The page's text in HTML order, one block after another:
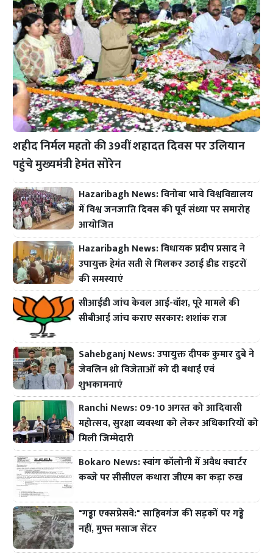
शहीद निर्मल महतो की 39वीं शहादत दिवस पर उलियान
पहुंचे मुख्यमंत्री हेमंत सोरेन
Hazaribagh News: विनोबा भावे विश्वविद्यालय
में विश्व जनजाति दिवस की पूर्व संध्या पर समारोह
आयोजित
Hazaribagh News: विधायक प्रदीप प्रसाद ने
उपायुक्त हेमंत सती से मिलकर उठाई डीड राइटरों
की समस्याएं
सीआईडी जांच केवल आई-वॉश, पूरे मामले की
सीबीआई जांच कराए सरकार: शशांक राज
Sahebganj News: उपायुक्त दीपक कुमार दुबे ने
जेवलिन थ्रो विजेताओं को दी बधाई एवं
शुभकामनाएं
Ranchi News: 09-10 अगस्त को आदिवासी
महोत्सव, सुरक्षा व्यवस्था को लेकर अधिकारियों को
मिली जिम्मेदारी
Bokaro News: स्वांग कॉलोनी में अवैध क्वार्टर
कब्जे पर सीसीएल कथारा जीएम का कड़ा रुख
"गड्ढा एक्सप्रेसवे:" साहिबगंज की सड़कों पर गड्ढे
नहीं, मुफ्त मसाज सेंटर